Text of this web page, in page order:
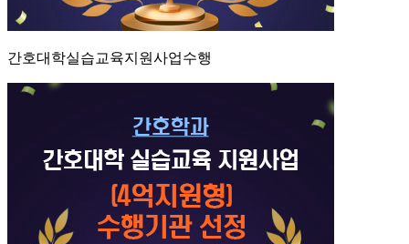
간호대학실습교육지원사업수행